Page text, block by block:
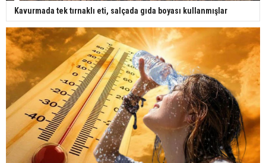
Kavurmada tek tırnaklı eti, salçada gıda boyası kullanmışlar